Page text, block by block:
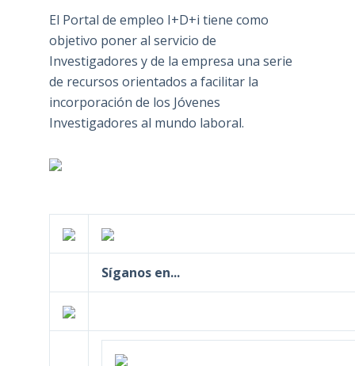
El Portal de empleo I+D+i tiene como
objetivo poner al servicio de
Investigadores y de la empresa una serie
de recursos orientados a facilitar la
incorporación de los Jóvenes
Investigadores al mundo laboral.
Síganos en...